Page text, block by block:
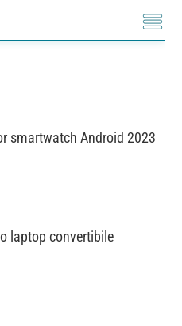
smartwatch Android 2023
laptop convertibile